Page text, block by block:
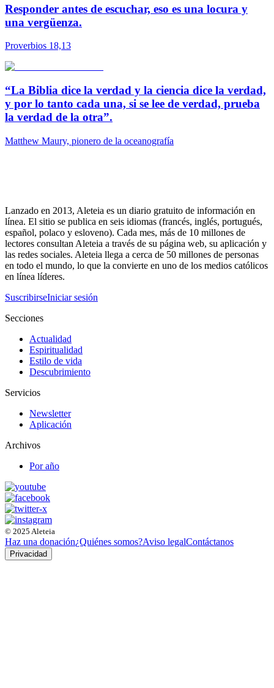
Responder antes de escuchar, eso es una locura y
una vergüenza.
Proverbios 18,13
“La Biblia dice la verdad y la ciencia dice la verdad,
y por lo tanto cada una, si se lee de verdad, prueba
la verdad de la otra”.
Matthew Maury, pionero de la oceanografía
Lanzado en 2013, Aleteia es un diario gratuito de información en
línea. El sitio se publica en seis idiomas (francés, inglés, portugués,
español, polaco y esloveno). Cada mes, más de 10 millones de
lectores consultan Aleteia a través de su página web, su aplicación y
las redes sociales. Aleteia llega a cerca de 50 millones de personas
en todo el mundo, lo que la convierte en uno de los medios católicos
en línea líderes.
SuscribirseIniciar sesión
Secciones
Actualidad
Espiritualidad
Estilo de vida
Descubrimiento
Servicios
Newsletter
Aplicación
Archivos
Por año
© 2025 Aleteia
Haz una donación¿Quiénes somos?Aviso legalContáctanos
Privacidad